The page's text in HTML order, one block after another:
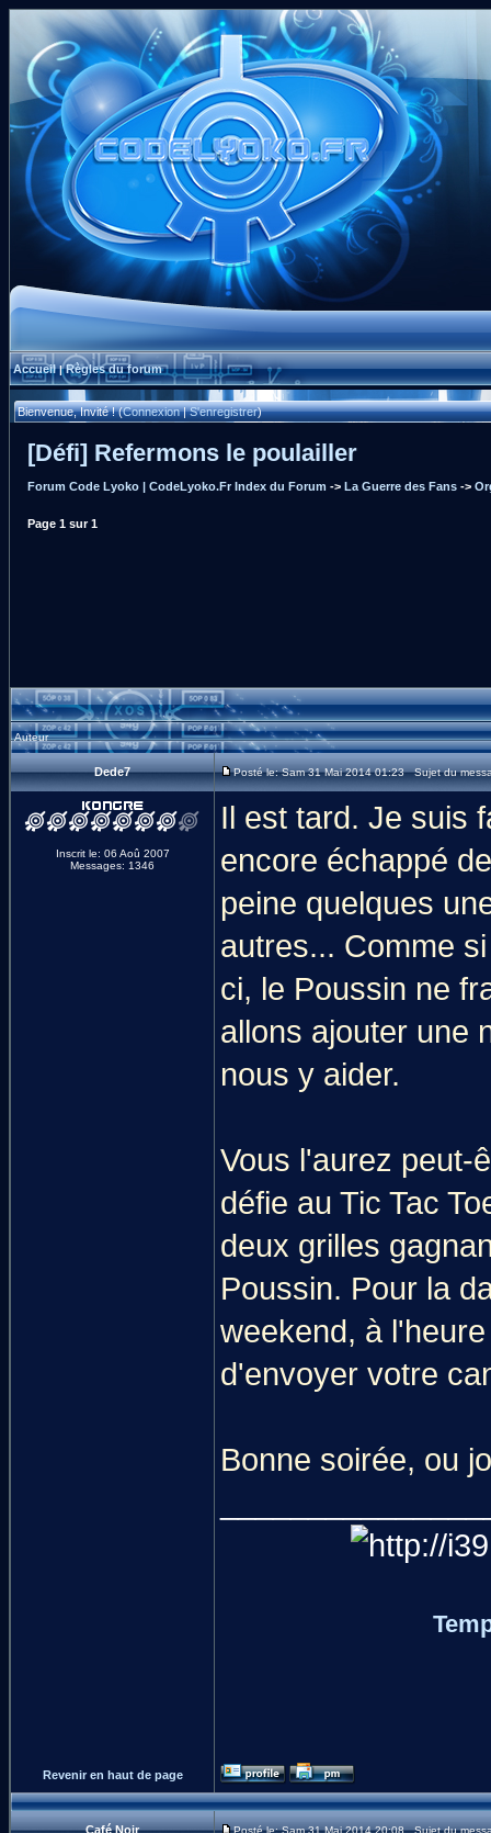
Accueil|Règles du forum
Bienvenue, Invité ! (Connexion|S'enregistrer)
[Défi] Refermons le poulailler
Forum Code Lyoko | CodeLyoko.Fr Index du Forum -> La Guerre des Fans->
Page 1sur1
Auteur
Dede7 Posté le: Sam 31 Mai 2014 01:23 Sujet du
Inscrit le: 06 Aoû 2007
Messages: 1346
Il est tard. Je suis
encore échappé
peine quelques
autres... Comme
ci, le Poussin ne
allons ajouter une
nous y aider.
Vous l'aurez peut-
défie au Tic Tac
deux grilles
Poussin. Pour la
weekend, à
d'envoyer votre
Bonne soirée, ou
Revenir en haut de page
Café Noir Posté le: Sam 31 Mai 2014 20:08 Sujet du